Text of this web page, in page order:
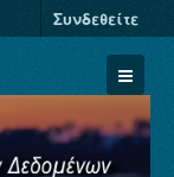
Συνδεθείτε